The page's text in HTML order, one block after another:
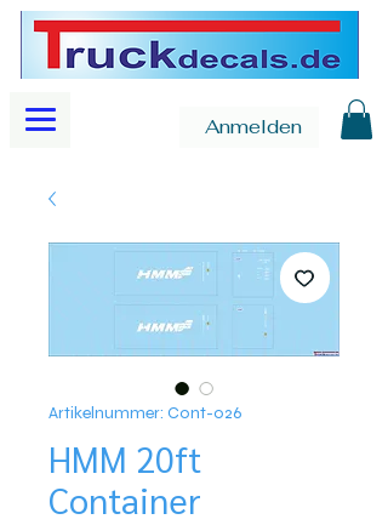
Anmelden
Artikelnummer: Cont-026
HMM 20ft
Container